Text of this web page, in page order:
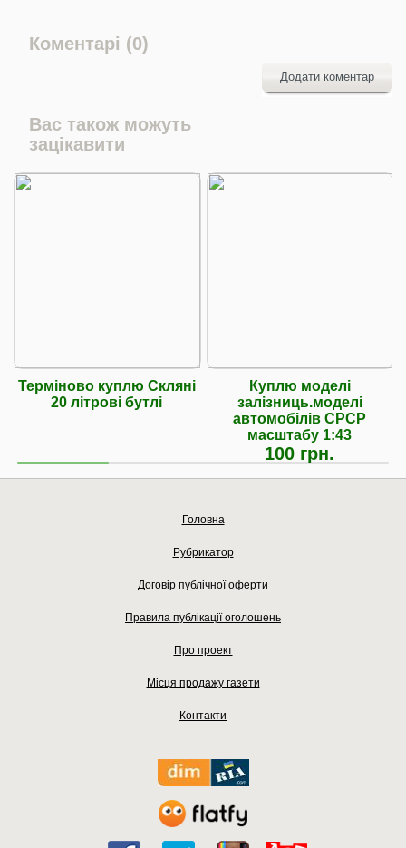
Коментарі (0)
Додати коментар
Вас також можуть
зацікавити
Терміново куплю Скляні
20 літрові бутлі
Куплю моделі
залізниць.моделі
автомобілів СРСР
масштабу 1:43
100 грн.
Головна
Рубрикатор
Договір публічної оферти
Правила публікації оголошень
Про проект
Місця продажу газети
Контакти